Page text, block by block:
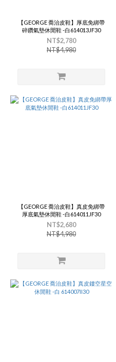
【GEORGE 喬治皮鞋】厚底免綁帶
碎鑽氣墊休閒鞋 -白614013JF30
NT$2,780
NT$4,980
【GEORGE 喬治皮鞋】真皮免綁帶
厚底氣墊休閒鞋 -白614011JF30
NT$2,680
NT$4,980